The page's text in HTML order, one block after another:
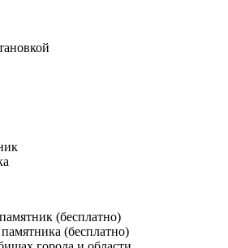
(бесплатно)
(бесплатно)